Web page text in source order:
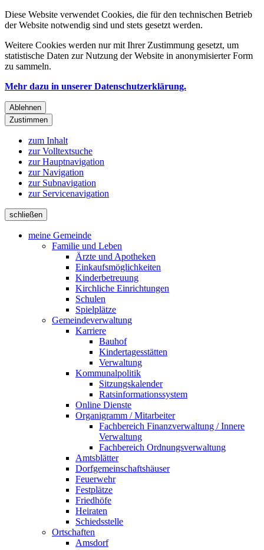
Diese Website verwendet Cookies, die für den technischen Betrieb
der Website notwendig sind und stets gesetzt werden.
Weitere Cookies werden nur mit Ihrer Zustimmung gesetzt, um
statistische Daten zur Nutzung der Website in anonymisierter Form
zu sammeln.
Mehr dazu in unserer Datenschutzerklärung.
Ablehnen
Zustimmen
zum Inhalt
zur Volltextsuche
zur Hauptnavigation
zur Navigation
zur Subnavigation
zur Servicenavigation
schließen
meine Gemeinde
Familie und Leben
Ärzte und Apotheken
Einkaufsmöglichkeiten
Kinderbetreuung
Kirchliche Einrichtungen
Schulen
Spielplätze
Gemeindeverwaltung
Karriere
Bauhof
Kindertagesstätten
Verwaltung
Kommunalpolitik
Sitzungskalender
Ratsinformationssystem
Online Dienste
Organigramm / Mitarbeiter
Fachbereich Finanzverwaltung / Innere
Verwaltung
Fachbereich Ordnungsverwaltung
Amtsblätter
Dorfgemeinschaftshäuser
Feuerwehr
Festplätze
Friedhöfe
Heiraten
Schiedsstelle
Ortschaften
Amsdorf